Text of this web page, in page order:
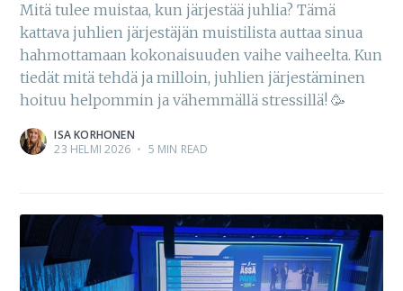
Mitä tulee muistaa, kun järjestää juhlia? Tämä
kattava juhlien järjestäjän muistilista auttaa sinua
hahmottamaan kokonaisuuden vaihe vaiheelta. Kun
tiedät mitä tehdä ja milloin, juhlien järjestäminen
hoituu helpommin ja vähemmällä stressillä! 🥳
ISA KORHONEN
23 HELMI 2026 • 5 MIN READ